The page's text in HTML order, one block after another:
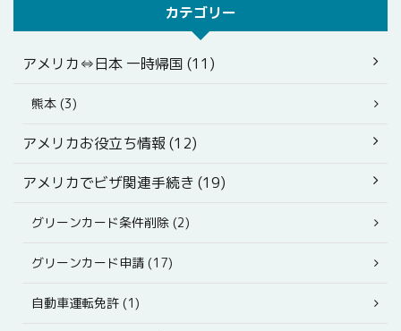
カテゴリー
アメリカ⇔日本 一時帰国 (11)
熊本 (3)
アメリカお役立ち情報 (12)
アメリカでビザ関連手続き (19)
グリーンカード条件削除 (2)
グリーンカード申請 (17)
自動車運転免許 (1)